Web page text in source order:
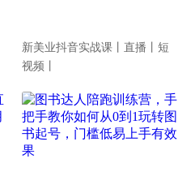
新美业抖音实战课丨直播丨短
视频丨